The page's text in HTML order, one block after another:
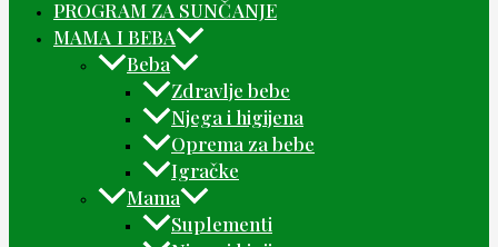
PROGRAM ZA SUNČANJE
MAMA I BEBA
Beba
Zdravlje bebe
Njega i higijena
Oprema za bebe
Igračke
Mama
Suplementi